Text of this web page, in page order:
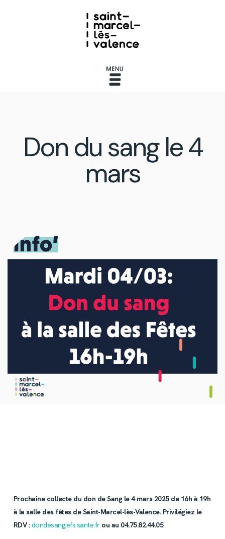
Don du sang le 4
mars
Prochaine collecte du don de Sang le 4 mars 2025 de 16h à 19h
à la salle des fêtes de Saint-Marcel-lès-Valence. Privilégiez le
RDV :dondesang.efs.sante.fr ou au 04.75.82.44.05.